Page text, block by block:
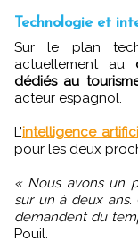
Technologie et
Sur le plan technologique, Itinerea Group travaille
actuellement au
dédiés au
acteur espagnol.
L’intelligence
pour les deux
« Nous avons un
sur un à deux
demandent du
Pouil.